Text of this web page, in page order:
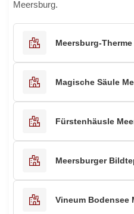
Meersburg.
Meersburg-Therme
Magische Säule
Fürstenhäusle
Meersburger
Vineum Bodensee